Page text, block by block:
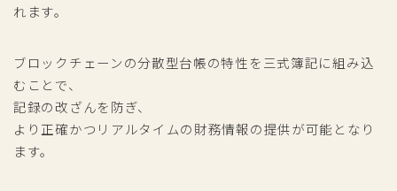
れます。
ブロックチェーンの分散型台帳の特性を三式簿記に組み込
むことで、
記録の改ざんを防ぎ、
より正確かつリアルタイムの財務情報の提供が可能となり
ます。